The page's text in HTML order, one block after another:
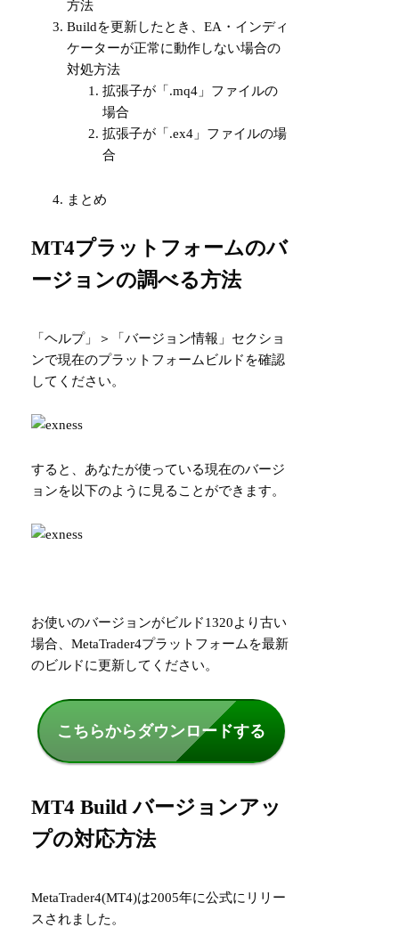
方法
Buildを更新したとき、EA・インディ
ケーターが正常に動作しない場合の
対処方法
拡張子が「.mq4」ファイルの
場合
拡張子が「.ex4」ファイルの場
合
まとめ
MT4プラットフォームのバ
ージョンの調べる方法
「ヘルプ」＞「バージョン情報」セクショ
ンで現在のプラットフォームビルドを確認
してください。
すると、あなたが使っている現在のバージ
ョンを以下のように見ることができます。
お使いのバージョンがビルド1320より古い
場合、MetaTrader4プラットフォームを最新
のビルドに更新してください。
こちらからダウンロードする
MT4 Build バージョンアッ
プの対応方法
MetaTrader4(MT4)は2005年に公式にリリー
スされました。